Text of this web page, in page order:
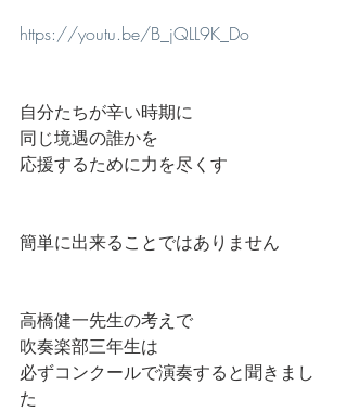
https://youtu.be/B_jQLL9K_Do
自分たちが辛い時期に
同じ境遇の誰かを
応援するために力を尽くす
簡単に出来ることではありません
高橋健一先生の考えで
吹奏楽部三年生は
必ずコンクールで演奏すると聞きまし
た